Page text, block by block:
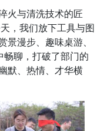
与清洗技术的匠
，我们放下工具与图
漫步、趣味桌游、
聊，打破了部门的
默、热情、才华横